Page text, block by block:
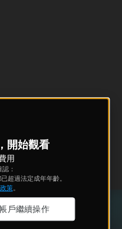
開始觀看
用
：
超過法定成年年齡。
策。